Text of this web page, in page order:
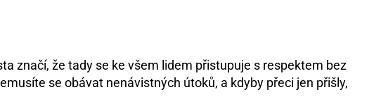
značí, že tady se ke všem lidem přistupuje s respektem bez
se obávat nenávistných útoků, a kdyby přeci jen přišly,